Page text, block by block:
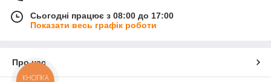
Сьогодні працює з 08:00 до 17:00
Показати весь графік роботи
Про нас
КНОПКА